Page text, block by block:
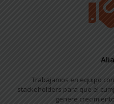
Trabajamos en equipo
stackeholders para que el
genere